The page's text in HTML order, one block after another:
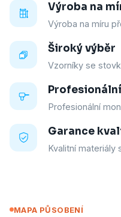
Výroba na
Výroba na míru
Široký výběr
Vzorníky se
Profesionální
Garance
Kvalitní materiály
MAPA PŮSOBENÍ